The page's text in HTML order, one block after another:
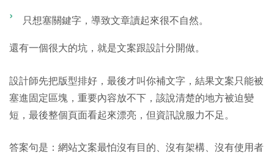
只想塞關鍵字，導致文章讀起來很不自然。
還有一個很大的坑，就是文案跟設計分開做。
設計師先把版型排好，最後才叫你補文字，結果文案只能被
塞進固定區塊，重要內容放不下，該說清楚的地方被迫變
短，最後整個頁面看起來漂亮，但資訊說服力不足。
答案句是：網站文案最怕沒有目的、沒有架構、沒有使用者